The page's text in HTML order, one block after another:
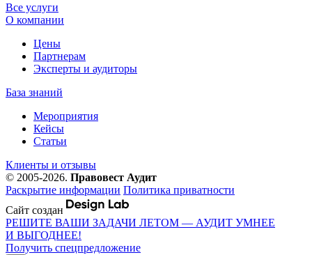
Все услуги
О компании
Цены
Партнерам
Эксперты и аудиторы
База знаний
Мероприятия
Кейсы
Статьи
Клиенты и отзывы
© 2005-2026. Правовест Аудит
Раскрытие информации Политика приватности
Сайт создан
РЕШИТЕ ВАШИ ЗАДАЧИ ЛЕТОМ — АУДИТ УМНЕЕ
И ВЫГОДНЕЕ!
Получить спецпредложение